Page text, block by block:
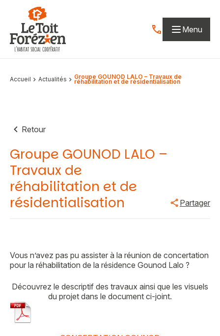
Aller au contenu
Contactez-nous
Menu
Accueil Actualités Groupe GOUNOD LALO – Travaux de
réhabilitation et de résidentialisation
Retour
Groupe GOUNOD LALO –
Travaux de
réhabilitation et de
résidentialisation
Partager
Vous n’avez pas pu assister à la réunion de concertation
pour la réhabilitation de la résidence Gounod Lalo ?
Découvrez le descriptif des travaux ainsi que les visuels
du projet dans le document ci-joint.